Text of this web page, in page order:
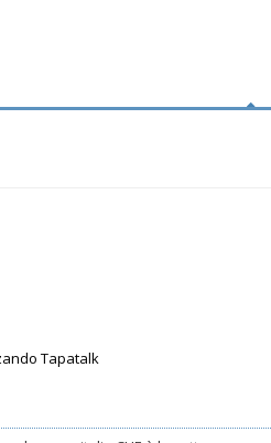
Tapatalk